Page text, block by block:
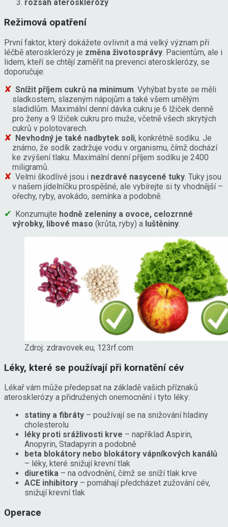
rozsah aterosklerózy
Režimová opatření
První faktor, který dokážete ovlivnit a má velký význam při
léčbě aterosklerózy je změna životosprávy. Pacientům, ale i
lidem, kteří se chtějí zaměřit na prevenci aterosklerózy, se
doporučuje:
Snížit příjem cukrů na minimum. Vyhýbat byste se měli
sladkostem, slazeným nápojům a také všem umělým
sladidlům. Maximální denní dávka cukru je 6 lžiček denně
pro ženy a 9 lžiček cukru pro muže, včetně všech skrytých
cukrů v polotovarech.
Nevhodný je také nadbytek soli, konkrétně sodíku. Je
známo, že sodík zadržuje vodu v organismu, čímž dochází
ke zvýšení tlaku. Maximální denní příjem sodíku je 2400
miligramů.
Velmi škodlivé jsou i nezdravé nasycené tuky. Tuky jsou
v našem jídelníčku prospěšné, ale vybírejte si ty vhodnější –
ořechy, ryby, avokádo, semínka a podobně.
Konzumujte hodně zeleniny a ovoce, celozrnné
výrobky, libové maso (krůta, ryby) a luštěniny.
Zdroj: zdravovek.eu, 123rf.com
Léky, které se používají při kornatění cév
Lékař vám může předepsat na základě vašich příznaků
aterosklerózy a přidružených onemocnění i tyto léky:
statiny a fibráty – používají se na snižování hladiny
cholesterolu
léky proti srážlivosti krve – například Aspirin,
Anopyrin, Stadapyrin a podobně
beta blokátory nebo blokátory vápníkových kanálů
– léky, které snižují krevní tlak
diuretika – na odvodnění, čímž se sníží tlak krve
ACE inhibitory – pomáhají předcházet zužování cév,
snižují krevní tlak
Operace